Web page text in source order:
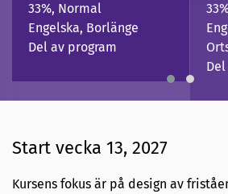
33%, Normal
Engelska, Borlänge
Del av program
Start vecka 13, 2027
Kursens fokus är på design av